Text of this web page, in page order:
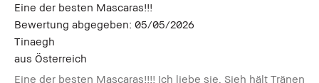
Eine der besten Mascaras!!!
Bewertung abgegeben: 05/05/2026
Tinaegh
aus Österreich
Eine der besten Mascaras!!!! Ich liebe sie. Sieh hält Tränen